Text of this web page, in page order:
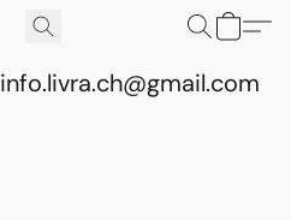
info.livra.ch@gmail.com